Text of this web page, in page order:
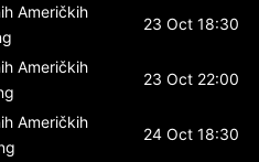
Američkih
23 Oct 18:30
Američkih
23 Oct 22:00
Američkih
24 Oct 18:30